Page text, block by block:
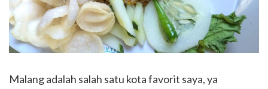
Malang adalah salah satu kota favorit saya, ya